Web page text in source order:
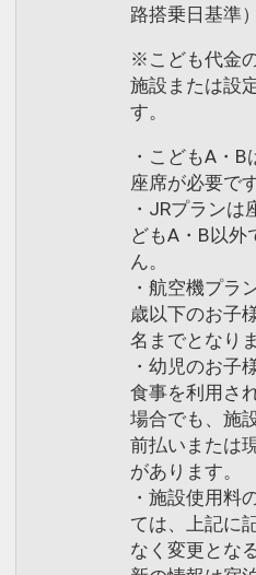
路搭乗日基準）
※こども代金
施設または設
す。
・こどもA・
座席が必要です
・JRプランは
どもA・B以外
ん。
・航空機プラ
歳以下のお子
名までとなり
・幼児のお子
食事を利用さ
場合でも、施
前払いまたは
があります。
・施設使用料
ては、上記に
なく変更とな